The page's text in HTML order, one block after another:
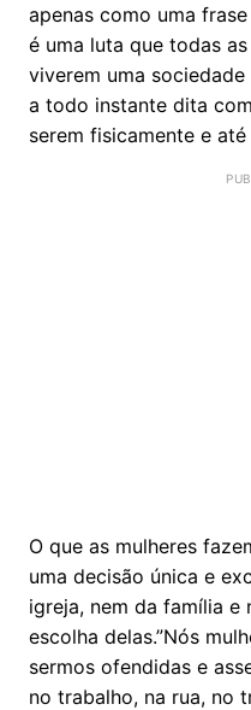
apenas como uma
é uma luta que todas
viverem uma
a todo instante dita
serem fisicamente e
O que as mulheres
uma decisão única e
igreja, nem da família e
escolha delas.”Nós
sermos ofendidas e
no trabalho, na rua, no